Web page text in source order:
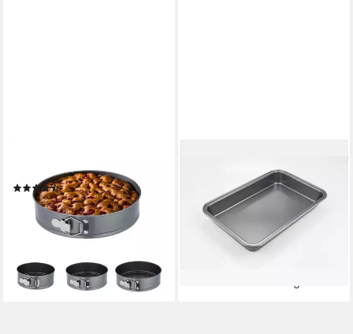
Springform 4er Set rund
(6)
18,99 € UVP39,99 €
-53%
lieferbar - in 2-3 Werktagen bei dir
Backform Bratenform
Ofenform Küche Auflaufform
Backenform
Antihaftbeschichtung
15,99 €